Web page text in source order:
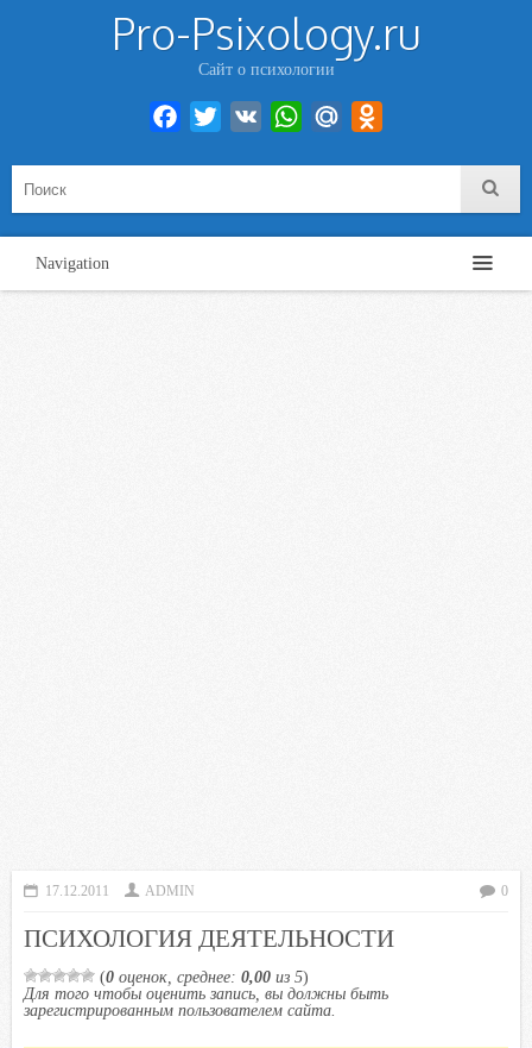
Pro-Psixology.ru
Сайт о психологии
Facebook
Twitter VK WhatsAppMail.Ru
Navigation
17.12.2011 ADMIN 0
ПСИХОЛОГИЯ ДЕЯТЕЛЬНОСТИ
(0 оценок, среднее: 0,00 из 5)
Для того чтобы оценить запись, вы должны быть
зарегистрированным пользователем сайта.